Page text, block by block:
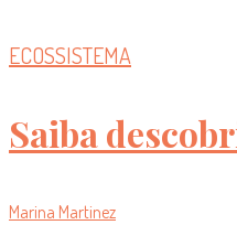
ECOSSISTEMA
Saiba
Marina Martinez